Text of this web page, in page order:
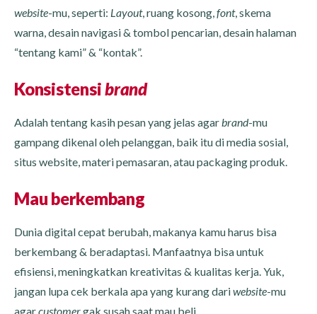
website-mu, seperti: Layout, ruang kosong, font, skema
warna, desain navigasi & tombol pencarian, desain halaman
“tentang kami” & “kontak”.
Konsistensibrand
Adalah tentang kasih pesan yang jelas agar brand-mu
gampang dikenal oleh pelanggan, baik itu di media sosial,
situs website, materi pemasaran, atau packaging produk.
Mau berkembang
Dunia digital cepat berubah, makanya kamu harus bisa
berkembang & beradaptasi. Manfaatnya bisa untuk
efisiensi, meningkatkan kreativitas & kualitas kerja. Yuk,
jangan lupa cek berkala apa yang kurang dariwebsite-mu
agarcustomergak susah saat mau beli.